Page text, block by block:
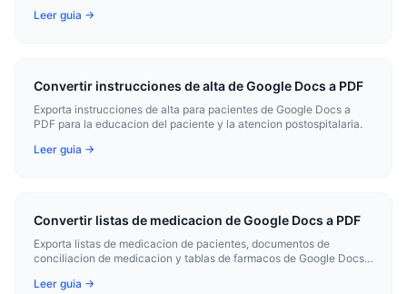
Leer guia →
Convertir instrucciones de alta de Google Docs a PDF
Exporta instrucciones de alta para pacientes de Google Docs a
PDF para la educacion del paciente y la atencion postospitalaria.
Leer guia →
Convertir listas de medicacion de Google Docs a PDF
Exporta listas de medicacion de pacientes, documentos de
conciliacion de medicacion y tablas de farmacos de Google Docs a
Leer guia →